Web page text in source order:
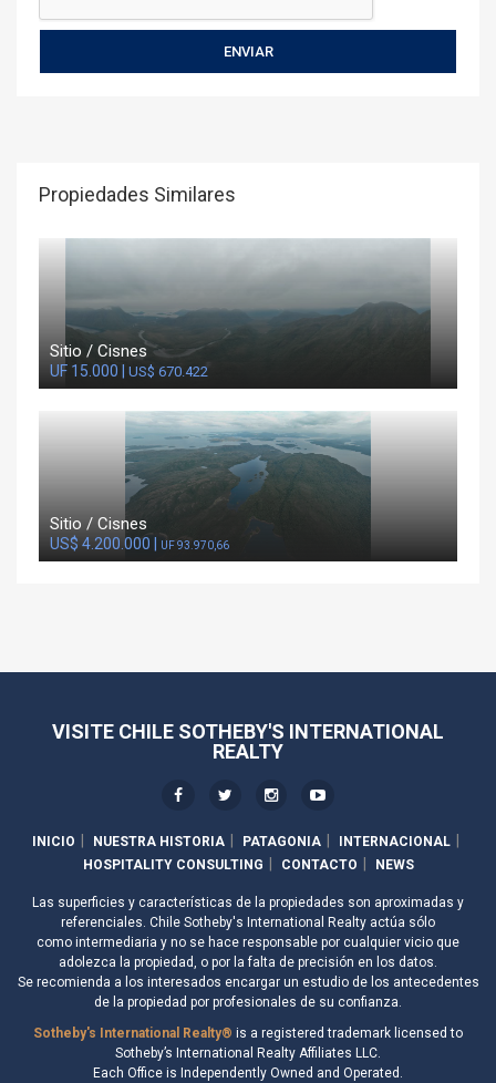
Propiedades Similares
Sitio / Cisnes
UF 15.000 | US$ 670.422
Sitio / Cisnes
US$ 4.200.000 | UF 93.970,66
VISITE CHILE SOTHEBY'S INTERNATIONAL
REALTY
INICIO NUESTRA HISTORIA PATAGONIA
INTERNACIONAL
HOSPITALITY CONSULTING
CONTACTO NEWS
Las superficies y características de la propiedades son aproximadas y
referenciales. Chile Sotheby's International Realty actúa sólo
como intermediaria y no se hace responsable por cualquier vicio que
adolezca la propiedad, o por la falta de precisión en los datos.
Se recomienda a los interesados encargar un estudio de los antecedentes
de la propiedad por profesionales de su confianza.
Sotheby's International Realty® is a registered trademark licensed to
Sotheby’s International Realty Affiliates LLC.
Each Office is Independently Owned and Operated.